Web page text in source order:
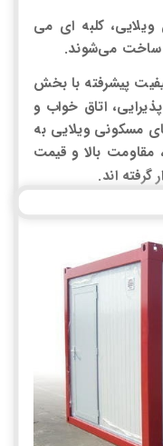
ویلایی، کلبه ای می
ساخت می‌شوند.
پیشرفته با بخش
اتاق خواب و
مسکونی ویلایی به
بالا و قیمت
گرفته اند.